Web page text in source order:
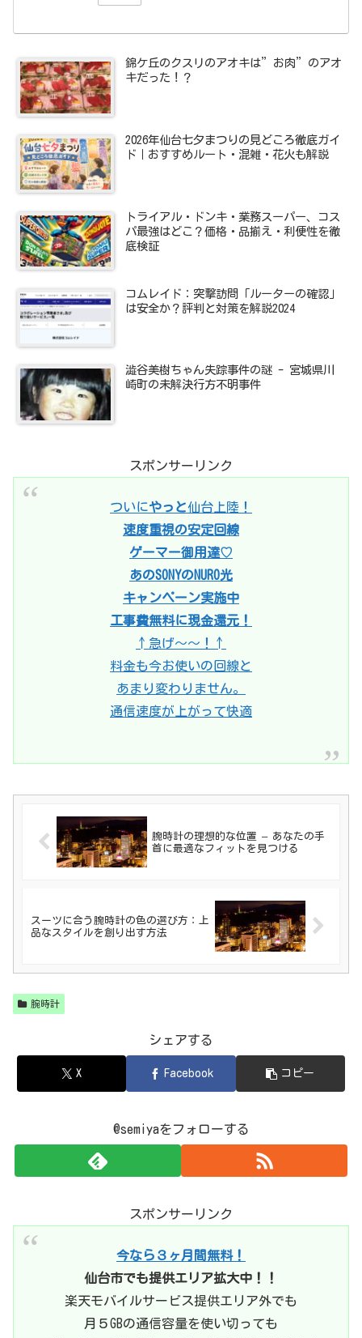
錦ケ丘のクスリのアオキは”お肉”のアオ
キだった！？
2026年仙台七夕まつりの見どころ徹底ガイ
ド｜おすすめルート・混雑・花火も解説
トライアル・ドンキ・業務スーパー、コス
パ最強はどこ？価格・品揃え・利便性を徹
底検証
コムレイド：突撃訪問「ルーターの確認」
は安全か？評判と対策を解説2024
澁谷美樹ちゃん失踪事件の謎 - 宮城県川
崎町の未解決行方不明事件
スポンサーリンク
ついにやっと仙台上陸！
速度重視の安定回線
ゲーマー御用達♡
あのSONYのNURO光
キャンペーン実施中
工事費無料に現金還元！
↑急げ〜〜！↑
料金も今お使いの回線と
あまり変わりません。
通信速度が上がって快適
腕時計の理想的な位置 – あなたの手
首に最適なフィットを見つける
スーツに合う腕時計の色の選び方：上
品なスタイルを創り出す方法
腕時計
シェアする
X Facebook コピー
@semiyaをフォローする
スポンサーリンク
今なら３ヶ月間無料！
仙台市でも提供エリア拡大中！！
楽天モバイルサービス提供エリア外でも
月５GBの通信容量を使い切っても